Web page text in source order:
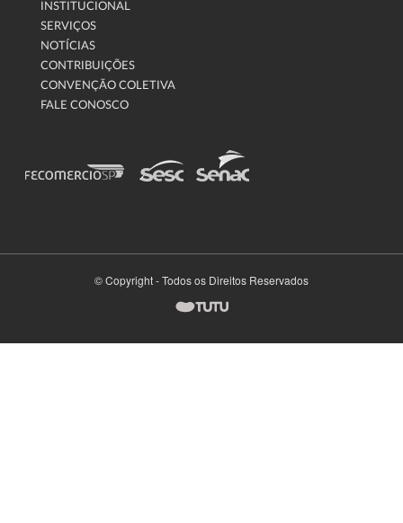
INSTITUCIONAL
SERVIÇOS
NOTÍCIAS
CONTRIBUIÇÕES
CONVENÇÃO COLETIVA
FALE CONOSCO
© Copyright - Todos os Direitos Reservados